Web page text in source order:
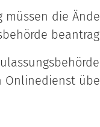
müssen die
Onlinedienst